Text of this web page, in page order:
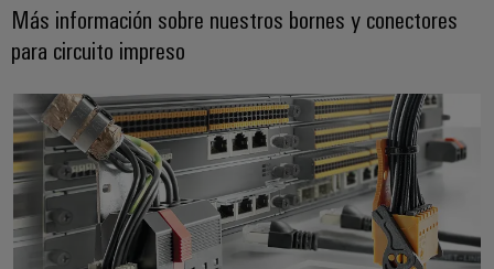
Más información sobre nuestros bornes y conectores
para circuito impreso
Siempre una conexión por